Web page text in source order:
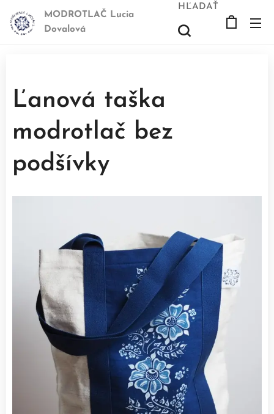
MODROTLAČ Lucia
Dovalová
HĽADAŤ
Ľanová taška
modrotlač bez
podšívky